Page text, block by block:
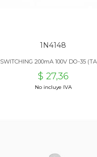
1N4148
SWITCHING 200mA 100V DO-35
$ 27,36
No incluye IVA